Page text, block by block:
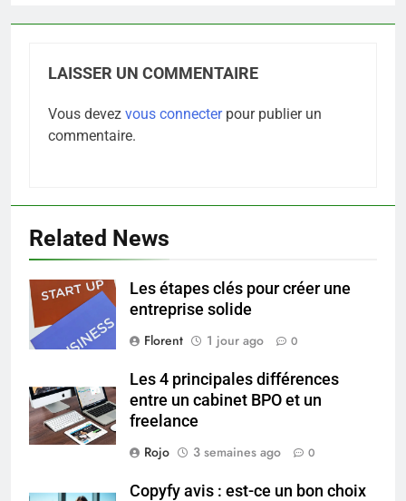
LAISSER UN COMMENTAIRE
Vous devez vous connecterpour publier un
commentaire.
Related News
Les étapes clés pour créer une
entreprise solide
Florent
1 jour ago 0
Les 4 principales différences
entre un cabinet BPO et un
freelance
Rojo
3 semaines ago 0
Copyfy avis : est-ce un bon choix
Les secrets révélés pour une
peau éclatante grâce à The
Ordinary
SANTÉ
7
Prévenir les chutes chez les
exercices
BIEN ÊTRE